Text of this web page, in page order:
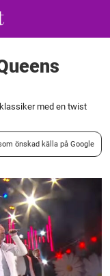
med en twist
önskad källa på Google